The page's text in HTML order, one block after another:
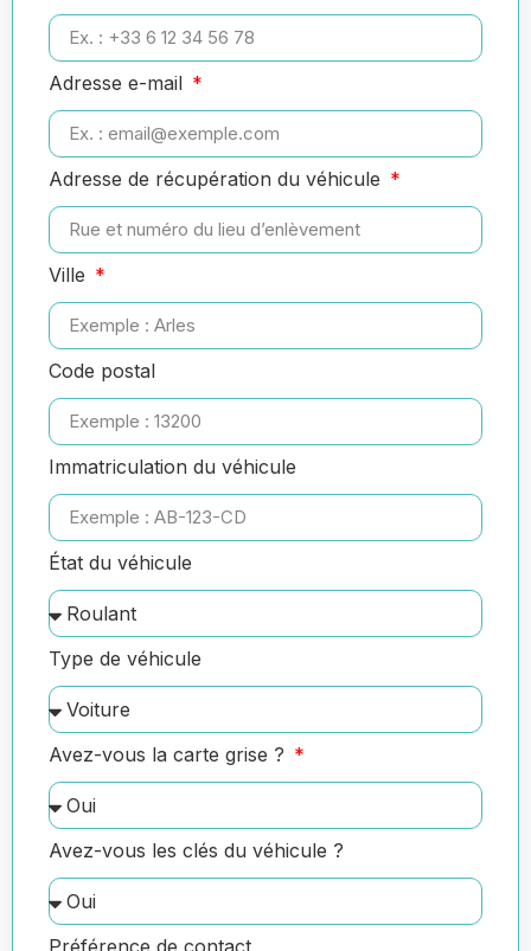
Adresse e-mail
Adresse de récupération du véhicule
Ville
Code postal
Immatriculation du véhicule
État du véhicule
Type de véhicule
Avez-vous la carte grise ?
Avez-vous les clés du véhicule ?
Préférence de contact